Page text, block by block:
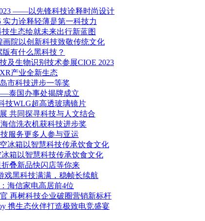
——以先锋科技诠释时尚设计
实力诠释轻薄是第一科技力
生态绘就未来出行新蓝图
画院以创新科技致敬传统文化
有什么黑科技？
及生物识别技术参展CIOE 2023
产业全新生态
市科技进步一等奖
泰国办事处揭牌成立
技WLG超高透玻璃镜片
共同探寻科技与人文结合
信洗衣机获科技进步奖
服务更多人参与亚运
冰箱以智慧科技传承饮食文化
箱以智慧科技传承饮食文化
叠新品快闪店等你来
戏黑科技满满，稳帧长续航
海信家电高居前4位
再树科技企业破圈营销新标杆
携生态伙伴打造极致电竞盛宴